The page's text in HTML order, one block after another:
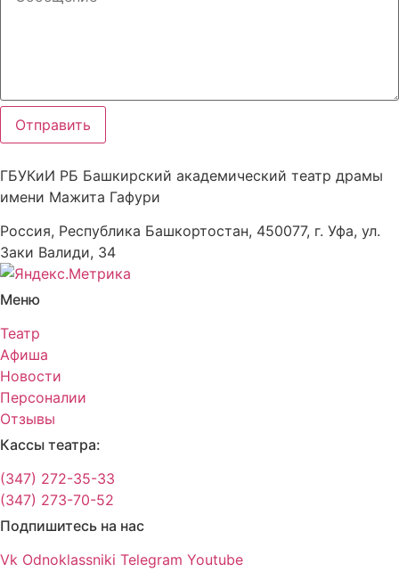
Отправить
ГБУКиИ РБ Башкирский академический театр драмы
имени Мажита Гафури
Россия, Республика Башкортостан, 450077, г. Уфа, ул.
Заки Валиди, 34
Меню
Театр
Афиша
Новости
Персоналии
Отзывы
Кассы театра:
(347) 272-35-33
(347) 273-70-52
Подпишитесь на нас
Vk Odnoklassniki Telegram Youtube